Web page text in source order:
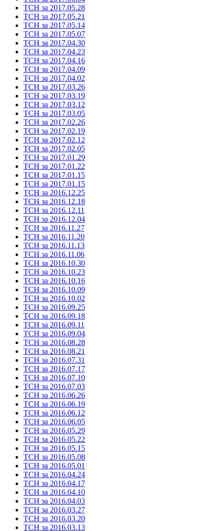
ТСН за 2017.05.28
ТСН за 2017.05.21
ТСН за 2017.05.14
ТСН за 2017.05.07
ТСН за 2017.04.30
ТСН за 2017.04.23
ТСН за 2017.04.16
ТСН за 2017.04.09
ТСН за 2017.04.02
ТСН за 2017.03.26
ТСН за 2017.03.19
ТСН за 2017.03.12
ТСН за 2017.03.05
ТСН за 2017.02.26
ТСН за 2017.02.19
ТСН за 2017.02.12
ТСН за 2017.02.05
ТСН за 2017.01.29
ТСН за 2017.01.22
ТСН за 2017.01.15
ТСН за 2017.01.15
ТСН за 2016.12.25
ТСН за 2016.12.18
ТСН за 2016.12.11
ТСН за 2016.12.04
ТСН за 2016.11.27
ТСН за 2016.11.20
ТСН за 2016.11.13
ТСН за 2016.11.06
ТСН за 2016.10.30
ТСН за 2016.10.23
ТСН за 2016.10.16
ТСН за 2016.10.09
ТСН за 2016.10.02
ТСН за 2016.09.25
ТСН за 2016.09.18
ТСН за 2016.09.11
ТСН за 2016.09.04
ТСН за 2016.08.28
ТСН за 2016.08.21
ТСН за 2016.07.31
ТСН за 2016.07.17
ТСН за 2016.07.10
ТСН за 2016.07.03
ТСН за 2016.06.26
ТСН за 2016.06.19
ТСН за 2016.06.12
ТСН за 2016.06.05
ТСН за 2016.05.29
ТСН за 2016.05.22
ТСН за 2016.05.15
ТСН за 2016.05.08
ТСН за 2016.05.01
ТСН за 2016.04.24
ТСН за 2016.04.17
ТСН за 2016.04.10
ТСН за 2016.04.03
ТСН за 2016.03.27
ТСН за 2016.03.20
ТСН за 2016.03.13